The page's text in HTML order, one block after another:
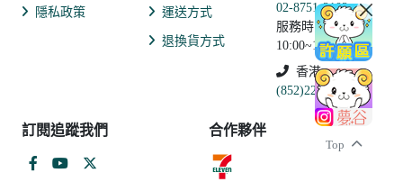
Top
隱私政策 運送方式
退換貨方式
02-8751-2102
服務時間:
10:00~19:00
香港
(852)2250-9311
訂閱追蹤我們 合作夥伴